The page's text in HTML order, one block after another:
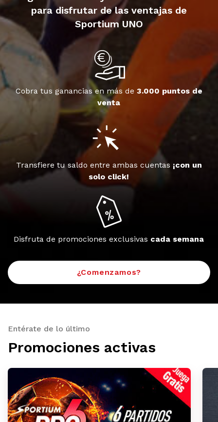
para disfrutar de las ventajas de
Sportium UNO
Cobra tus ganancias en más de 3.000 puntos de
venta
Transfiere tu saldo entre ambas cuentas ¡con un
solo click!
Disfruta de promociones exclusivas cada semana
¿Comenzamos?
Entérate de lo último
Promociones activas